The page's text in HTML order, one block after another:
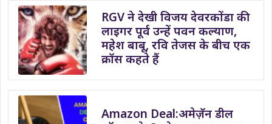
RGV ने देखी विजय देवरकोंडा की
लाइगर पूर्व उन्हें पवन कल्याण,
महेश बाबू, रवि तेजस के बीच एक
क्रॉस कहते हैं
Amazon Deal:अमेज़ॅन डील